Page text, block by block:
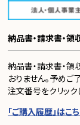
納品書・請求書・領
納品書・請求書・領
おりません。予め
注文番号をクリック
「ご購入履歴」はこ